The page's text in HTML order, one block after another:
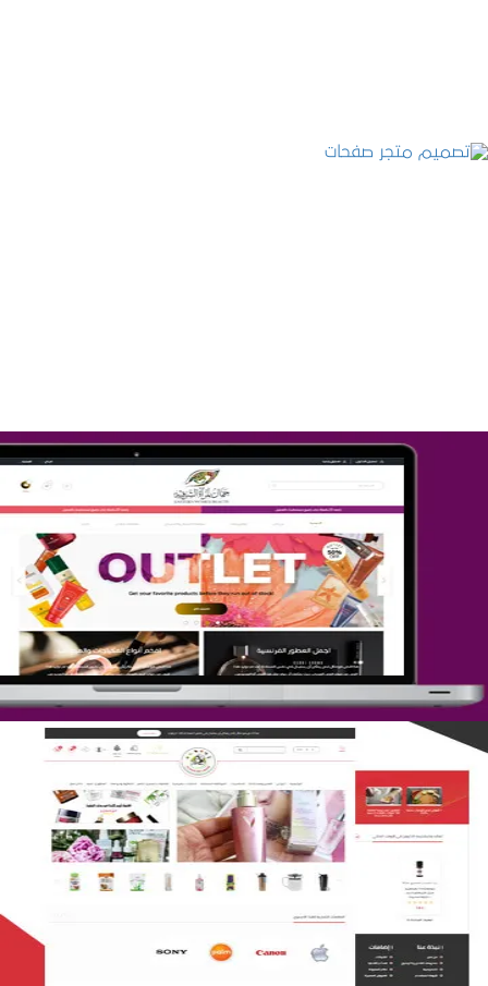
تصميم متجر جمال المرأة الشرقية
التفاصيل
تصميم متجر لمار
التفاصيل